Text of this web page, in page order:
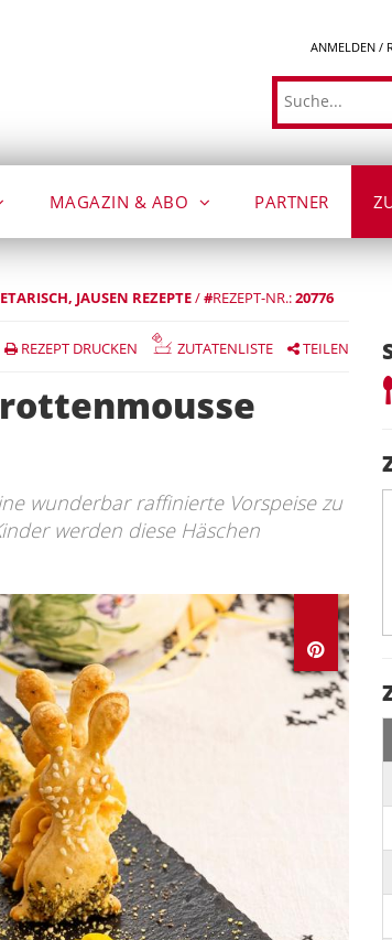
ANMELDEN /
Suche
MAGAZIN & ABO PARTNER
JAUSEN REZEPTE/#REZEPT-NR.:20776
REZEPT DRUCKEN ZUTATENLISTE TEILEN
wunderbar raffinierte Vorspeise zu
werden diese Häschen